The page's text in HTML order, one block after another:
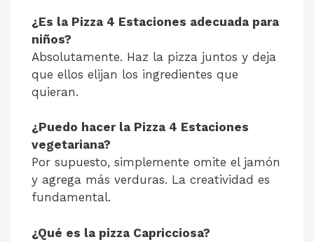
¿Es la Pizza 4 Estaciones adecuada para
niños?
Absolutamente. Haz la pizza juntos y deja
que ellos elijan los ingredientes que
quieran.
¿Puedo hacer la Pizza 4 Estaciones
vegetariana?
Por supuesto, simplemente omite el jamón
y agrega más verduras. La creatividad es
fundamental.
¿Qué es la pizza Capricciosa?